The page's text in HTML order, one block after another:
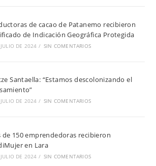
de cacao de Patanemo recibieron
de Indicación Geográfica Protegida
DE 2024 / SIN COMENTARIOS
Santaella: “Estamos descolonizando el
DE 2024 / SIN COMENTARIOS
de 150 emprendedoras recibieron
en Lara
DE 2024 / SIN COMENTARIOS